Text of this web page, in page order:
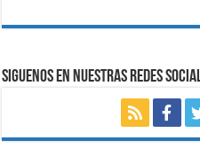
SIGUENOS EN NUESTRAS REDES